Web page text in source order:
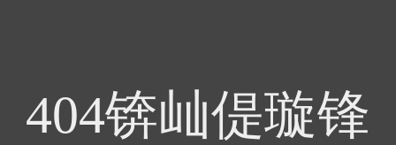
404锛屾偍璇锋